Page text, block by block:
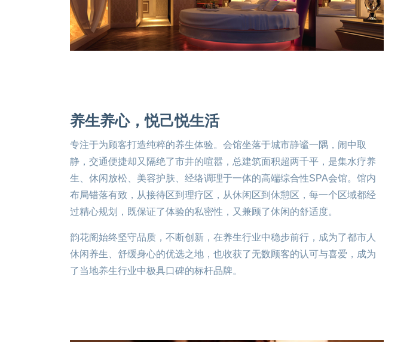
养生养心，悦己悦生活
专注于为顾客打造纯粹的养生体验。会馆坐落于城市静谧一隅，闹中取
静，交通便捷却又隔绝了市井的喧嚣，总建筑面积超两千平，是集水疗养
生、休闲放松、美容护肤、经络调理于一体的高端综合性SPA会馆。馆内
布局错落有致，从接待区到理疗区，从休闲区到休憩区，每一个区域都经
过精心规划，既保证了体验的私密性，又兼顾了休闲的舒适度。
韵花阁始终坚守品质，不断创新，在养生行业中稳步前行，成为了都市人
休闲养生、舒缓身心的优选之地，也收获了无数顾客的认可与喜爱，成为
了当地养生行业中极具口碑的标杆品牌。